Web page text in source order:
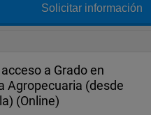
Solicitar información
a Grado en
Agropecuaria (desde
(Online)